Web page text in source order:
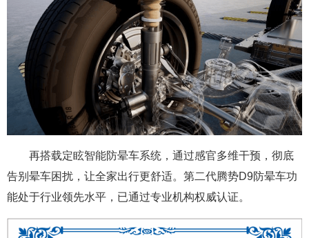
再搭载定眩智能防晕车系统，通过感官多维干预，彻底
告别晕车困扰，让全家出行更舒适。第二代腾势D9防晕车功
能处于行业领先水平，已通过专业机构权威认证。